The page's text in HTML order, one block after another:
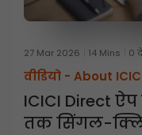
27 Mar 2026 14 Mins 0
वीडियो - About
ICICI Direct
तक सिंगल-